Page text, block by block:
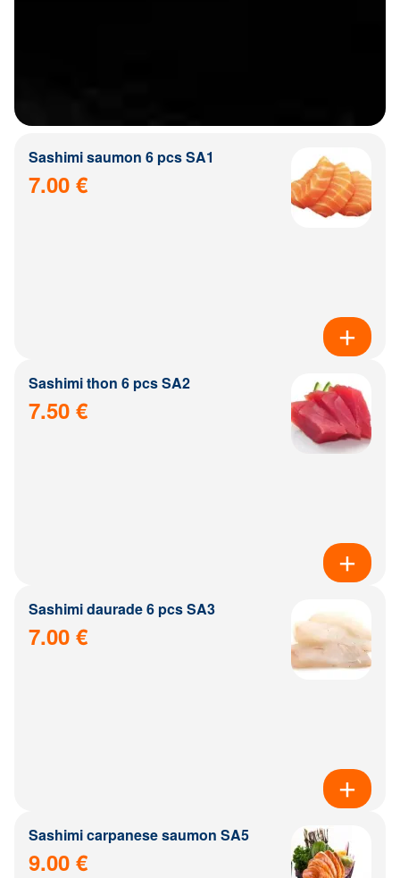
Sashimi saumon 6 pcs SA1
7.00 €
Sashimi thon 6 pcs SA2
7.50 €
Sashimi daurade 6 pcs SA3
7.00 €
Sashimi carpanese saumon SA5
9.00 €